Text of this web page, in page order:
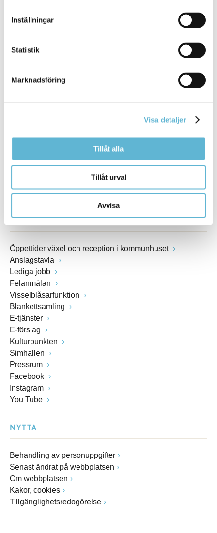
Inställningar
Statistik
Marknadsföring
Visa detaljer
Tillåt alla
Tillåt urval
Avvisa
Kommunhuset, Storgatan 48
Växel: 0456-82 20 00
Org.nr: 212000-0894
Öppettider växel och reception i kommunhuset
Anslagstavla
Lediga jobb
Felanmälan
Visselblåsarfunktion
Blankettsamling
E-tjänster
E-förslag
Kulturpunkten
Simhallen
Pressrum
Facebook
Instagram
You Tube
NYTTA
Behandling av personuppgifter
Senast ändrat på webbplatsen
Om webbplatsen
Kakor, cookies
Tillgänglighetsredogörelse